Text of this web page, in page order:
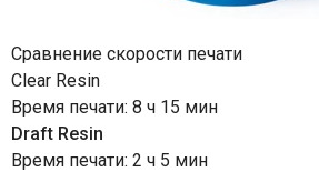
Сравнение скорости печати
Clear Resin
Время печати: 8 ч 15 мин
Draft Resin
Время печати: 2 ч 5 мин